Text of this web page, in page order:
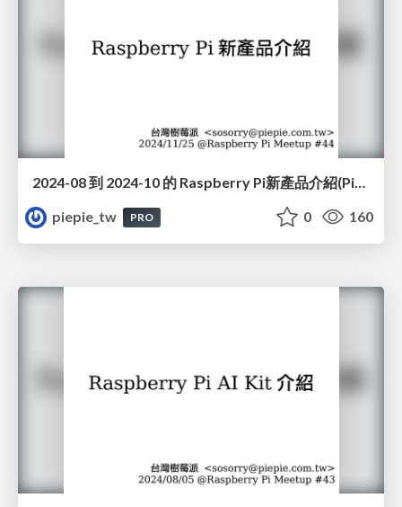
2024-08 到 2024-10 的 Raspberry Pi新產品介紹(Pico 2, microSD, Bumper, AI Camera, AI HAT+)(#44)
piepie_tw
PRO 0 160